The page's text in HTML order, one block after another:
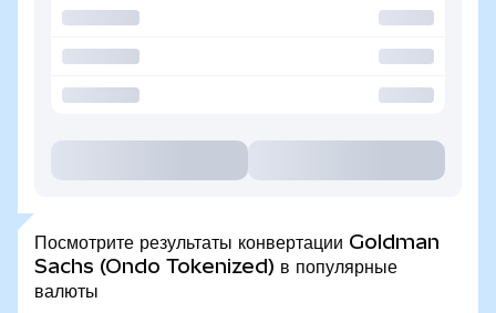
Посмотрите результаты конвертации Goldman
Sachs (Ondo Tokenized) в популярные
валюты